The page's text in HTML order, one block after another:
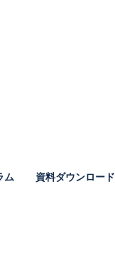
ム 資料ダウンロード